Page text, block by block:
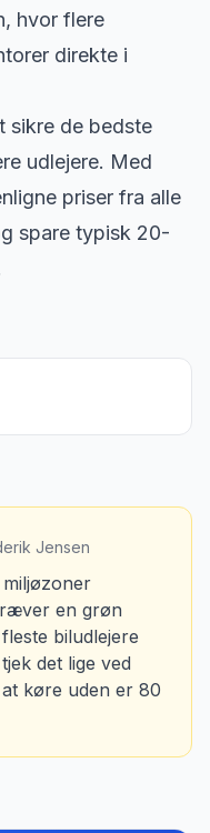
hvor flere
direkte i
sikre de bedste
udlejere. Med
priser fra alle
spare typisk 20-
Jensen
en grøn
biludlejere
det lige ved
køre uden er 80